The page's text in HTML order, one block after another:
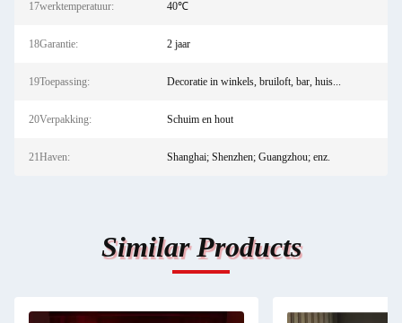
17werktemperatuur: 40℃
18Garantie: 2 jaar
19Toepassing: Decoratie in winkels, bruiloft, bar, huis...
20Verpakking: Schuim en hout
21Haven: Shanghai; Shenzhen; Guangzhou; enz.
Similar Products